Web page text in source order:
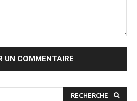
RECHERCHE